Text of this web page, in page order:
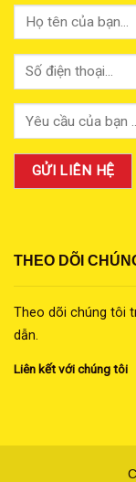
THEO DÕI
Theo dõi chúng tôi
dẫn.
Liên kết với chúng tôi